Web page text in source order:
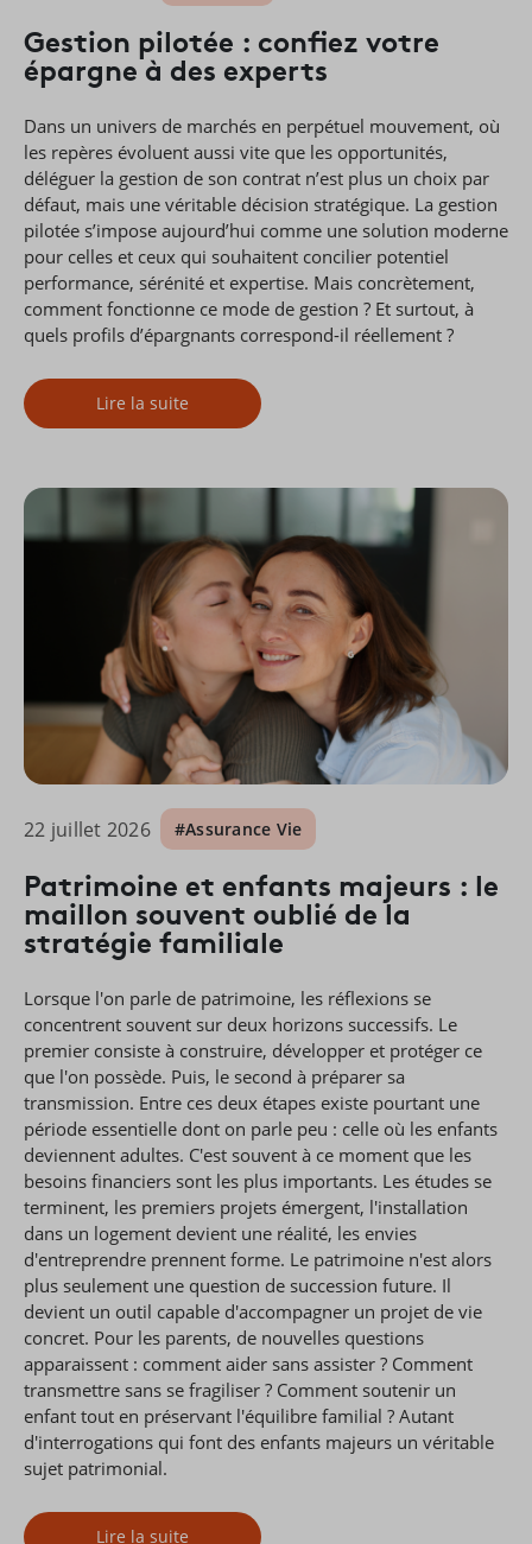
Gestion pilotée : confiez votre
épargne à des experts
Dans un univers de marchés en perpétuel mouvement, où
les repères évoluent aussi vite que les opportunités,
déléguer la gestion de son contrat n’est plus un choix par
défaut, mais une véritable décision stratégique. La gestion
pilotée s’impose aujourd’hui comme une solution moderne
pour celles et ceux qui souhaitent concilier potentiel
performance, sérénité et expertise. Mais concrètement,
comment fonctionne ce mode de gestion ? Et surtout, à
quels profils d’épargnants correspond-il réellement ?
Lire la suite
22 juillet 2026 #Assurance Vie
Patrimoine et enfants majeurs : le
maillon souvent oublié de la
stratégie familiale
Lorsque l'on parle de patrimoine, les réflexions se
concentrent souvent sur deux horizons successifs. Le
premier consiste à construire, développer et protéger ce
que l'on possède. Puis, le second à préparer sa
transmission. Entre ces deux étapes existe pourtant une
période essentielle dont on parle peu : celle où les enfants
deviennent adultes. C'est souvent à ce moment que les
besoins financiers sont les plus importants. Les études se
terminent, les premiers projets émergent, l'installation
dans un logement devient une réalité, les envies
d'entreprendre prennent forme. Le patrimoine n'est alors
plus seulement une question de succession future. Il
devient un outil capable d'accompagner un projet de vie
concret. Pour les parents, de nouvelles questions
apparaissent : comment aider sans assister ? Comment
transmettre sans se fragiliser ? Comment soutenir un
enfant tout en préservant l'équilibre familial ? Autant
d'interrogations qui font des enfants majeurs un véritable
sujet patrimonial.
Lire la suite